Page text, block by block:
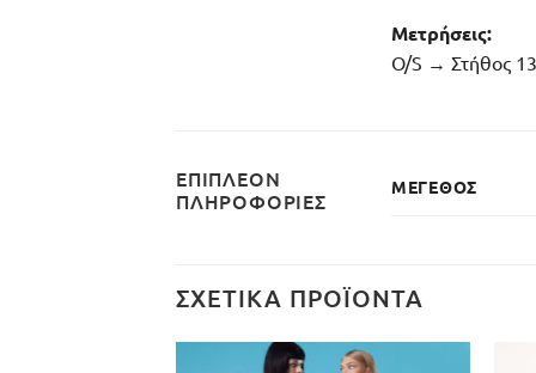
Μετρήσεις:
O/S → Στήθος
ΕΠΙΠΛΈΟΝ
ΠΛΗΡΟΦΟΡΊΕΣ
ΜΈΓΕΘΟΣ
ΣΧΕΤΙΚΆ ΠΡΟΪΌΝΤΑ